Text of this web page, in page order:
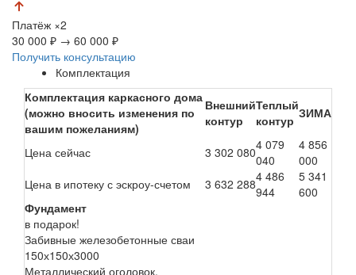
Платёж ×2
30 000 ₽ → 60 000 ₽
Получить консультацию
Комплектация
Комплектация каркасного дома
(можно вносить изменения по
вашим пожеланиям)
Внешний
контур
Теплый
контур ЗИМА
Цена сейчас 3 302 0804 079
040
4 856
000
Цена в ипотеку с эскроу-счетом
3 632 2884 486
944
5 341
600
Фундамент
в подарок!
Забивные железобетонные сваи
150х150х3000
Металлический оголовок,